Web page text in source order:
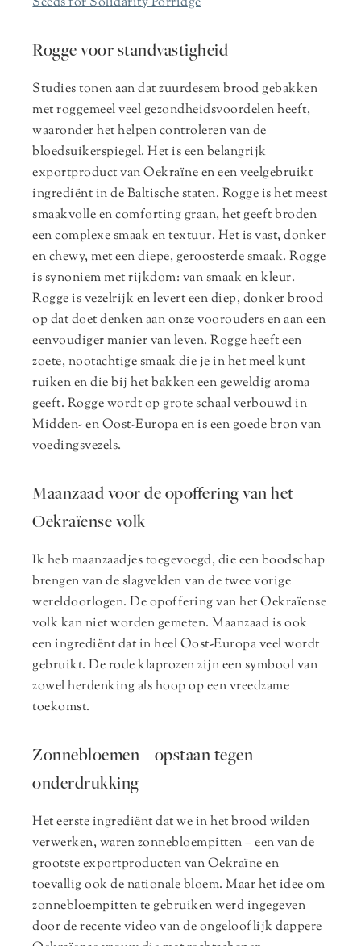
Rogge voor standvastigheid
Studies tonen aan dat zuurdesem brood gebakken
met roggemeel veel gezondheidsvoordelen heeft,
waaronder het helpen controleren van de
bloedsuikerspiegel. Het is een belangrijk
exportproduct van Oekraïne en een veelgebruikt
ingrediënt in de Baltische staten. Rogge is het meest
smaakvolle en comforting graan, het geeft broden
een complexe smaak en textuur. Het is vast, donker
en chewy, met een diepe, geroosterde smaak. Rogge
is synoniem met rijkdom: van smaak en kleur.
Rogge is vezelrijk en levert een diep, donker brood
op dat doet denken aan onze voorouders en aan een
eenvoudiger manier van leven. Rogge heeft een
zoete, nootachtige smaak die je in het meel kunt
ruiken en die bij het bakken een geweldig aroma
geeft. Rogge wordt op grote schaal verbouwd in
Midden- en Oost-Europa en is een goede bron van
voedingsvezels.
Maanzaad voor de opoffering van het
Oekraïense volk
Ik heb maanzaadjes toegevoegd, die een boodschap
brengen van de slagvelden van de twee vorige
wereldoorlogen. De opoffering van het Oekraïense
volk kan niet worden gemeten. Maanzaad is ook
een ingrediënt dat in heel Oost-Europa veel wordt
gebruikt. De rode klaprozen zijn een symbool van
zowel herdenking als hoop op een vreedzame
toekomst.
Zonnebloemen – opstaan tegen
onderdrukking
Het eerste ingrediënt dat we in het brood wilden
verwerken, waren zonnebloempitten – een van de
grootste exportproducten van Oekraïne en
toevallig ook de nationale bloem. Maar het idee om
zonnebloempitten te gebruiken werd ingegeven
door de recente video van de ongelooflijk dappere